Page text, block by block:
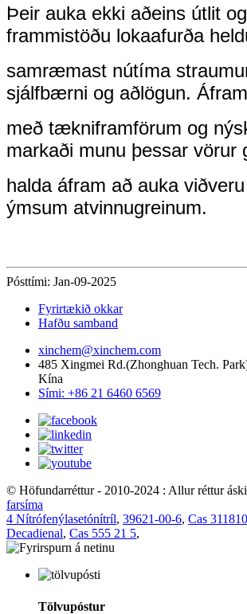
Þeir auka ekki aðeins útlit og
frammistöðu lokaafurða
samræmast nútíma
sjálfbærni og aðlögun.
með tækniframförum og
markaði munu þessar vörur
halda áfram að auka
ýmsum atvinnugreinum.
Pósttími: Jan-09-2025
Fyrirtækið okkar
Hafðu samband
xinchem@xinchem.com
485 Xingmei Rd.(Zhonghuan Tech.
Kína
Sími: +86 21 6460 6569
© Höfundarréttur - 2010-2024 : Allur réttur
farsíma
4 Nítrófenýlasetónítríl, 39621-00-6, Cas
Decadienal, Cas 555 21 5,
Tölvupóstur